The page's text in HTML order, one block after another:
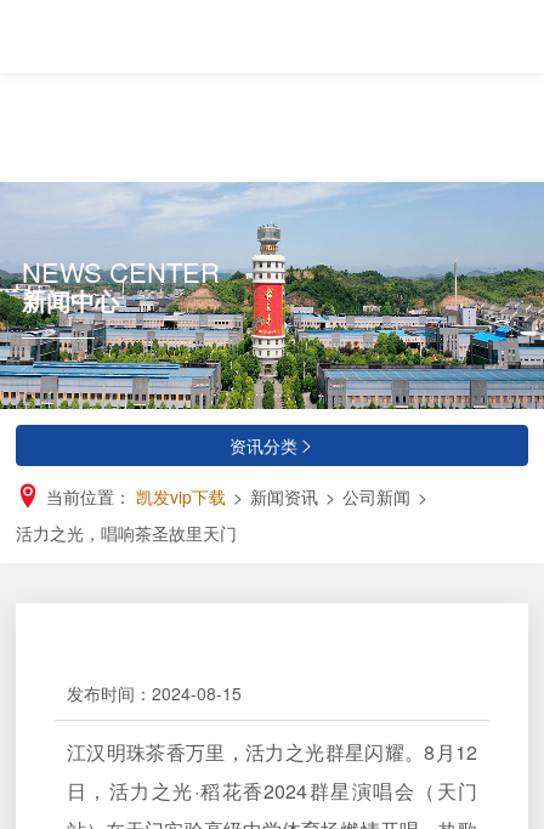
NEWS CENTER
新闻中心
资讯分类
当前位置： 凯发vip下载 > 新闻资讯 > 公司新闻 >
活力之光，唱响茶圣故里天门
发布时间： 2024-08-15
江汉明珠茶香万里，活力之光群星闪耀。8月12
日，活力之光·稻花香2024群星演唱会（天门